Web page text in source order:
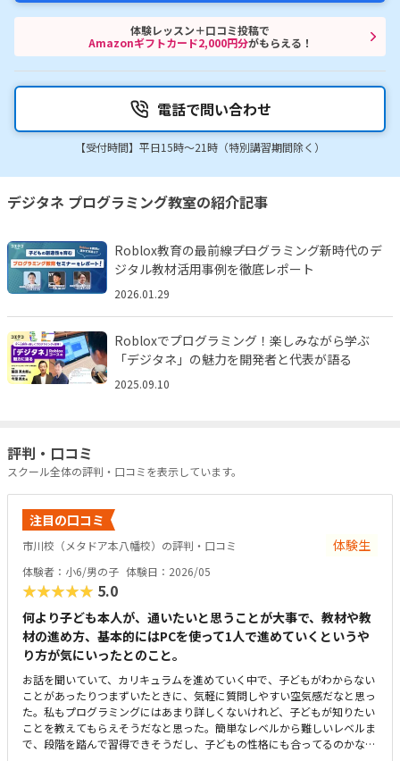
体験レッスン＋口コミ投稿で
Amazonギフトカード2,000円分がもらえる！
電話で問い合わせ
【受付時間】平日15時〜21時（特別講習期間除く）
デジタネ プログラミング教室の紹介記事
Roblox教育の最前線――プログラミング新時代のデ
ジタル教材活用事例を徹底レポート
2026.01.29
Robloxでプログラミング！楽しみながら学ぶ
「デジタネ」の魅力を開発者と代表が語る
2025.09.10
評判・口コミ
スクール全体の評判・口コミを表示しています。
注目の口コミ
市川校（メタドア本八幡校）の評判・口コミ 体験生
体験者：小6/男の子 体験日：2026/05
★★★★★ 5.0
何より子ども本人が、通いたいと思うことが大事で、教材や教
材の進め方、基本的にはPCを使って1人で進めていくというや
り方が気にいったとのこと。
お話を聞いていて、カリキュラムを進めていく中で、子どもがわからない
ことがあったりつまずいたときに、気軽に質問しやすい空気感だなと思っ
た。私もプログラミングにはあまり詳しくないけれど、子どもが知りたい
ことを教えてもらえそうだなと思った。簡単なレベルから難しいレベルま
で、段階を踏んで習得できそうだし、子どもの性格にも合ってるのかなと